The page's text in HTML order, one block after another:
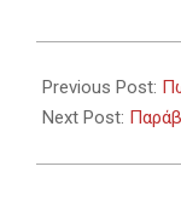
10-
14
Previous Post:
Next Post: